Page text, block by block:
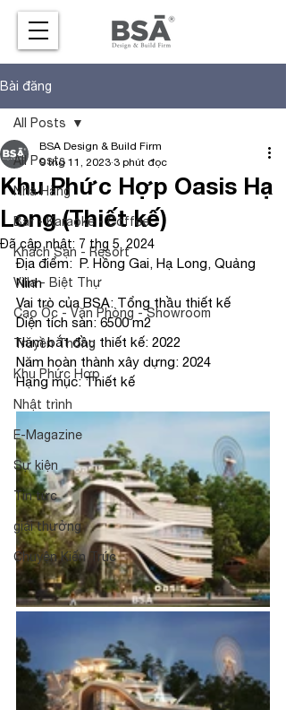
Bài đăng
All Posts
Nhà Hàng
Bar - Karaoke - Coffee
Khách Sạn - Resort
Villa - Biệt Thự
Cao Ốc - Văn Phòng - Showroom
Truyền Thông
Khu Phức Hợp
Nhật trình
E-Magazine
Sự kiện
Tin tức
giải thưởng
Chuyện Kiến Trúc
All Posts
Khu Phức Hợp Oasis Hạ
Long (Thiết kế)
BSA Design & Build Firm
9 thg 11, 2023 3 phút đọc
Đã cập nhật: 7 thg 5, 2024
Địa điểm:  P. Hồng Gai, Hạ Long, Quảng
Ninh
Vai trò của BSA: Tổng thầu thiết kế
Diện tích sàn: 6500 m2
Năm bắt đầu thiết kế: 2022
Năm hoàn thành xây dựng: 2024
Hạng mục: Thiết kế